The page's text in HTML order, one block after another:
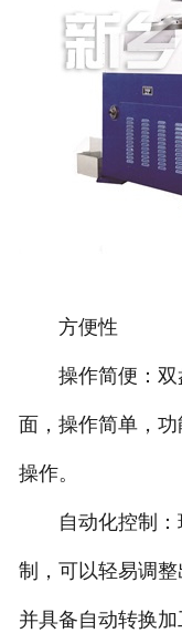
方便性
操作简便：双
面，操作简单，
操作。
自动化控制：
制，可以轻易调
并具备自动转换